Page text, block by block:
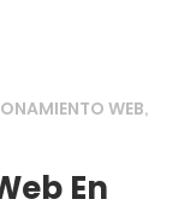
WEB,
En